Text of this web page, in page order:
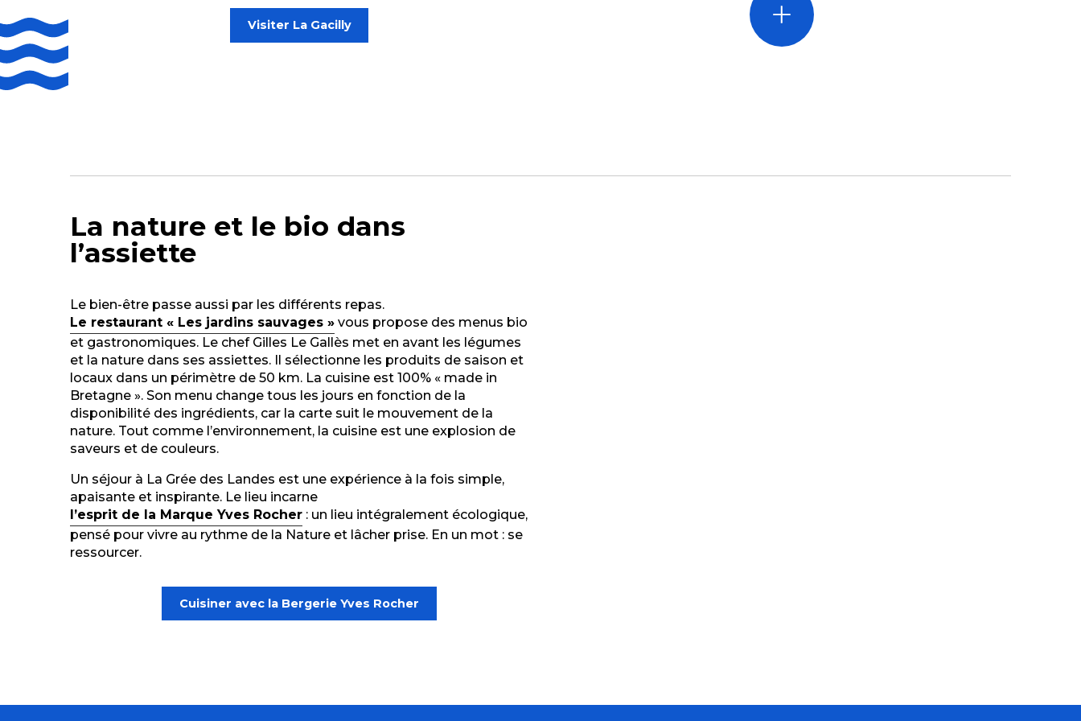
Visiter La Gacilly
La nature et le bio dans
l’assiette
Le bien-être passe aussi par les différents repas.
Le restaurant « Les jardins sauvages » vous propose des menus bio
et gastronomiques. Le chef Gilles Le Gallès met en avant les légumes
et la nature dans ses assiettes. Il sélectionne les produits de saison et
locaux dans un périmètre de 50 km. La cuisine est 100% « made in
Bretagne ». Son menu change tous les jours en fonction de la
disponibilité des ingrédients, car la carte suit le mouvement de la
nature. Tout comme l’environnement, la cuisine est une explosion de
saveurs et de couleurs.
Un séjour à La Grée des Landes est une expérience à la fois simple,
apaisante et inspirante. Le lieu incarne
l’esprit de la Marque Yves Rocher : un lieu intégralement écologique,
pensé pour vivre au rythme de la Nature et lâcher prise. En un mot : se
ressourcer.
Cuisiner avec la Bergerie Yves Rocher